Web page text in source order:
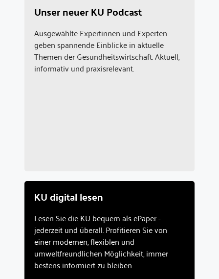
Unser neuer KU Podcast
Ausgewählte Expertinnen und Experten
geben spannende Einblicke in aktuelle
Themen der Gesundheitswirtschaft. Aktuell,
informativ und praxisrelevant.
KU digital lesen
Lesen Sie die KU bequem als ePaper -
jederzeit und überall. Profitieren Sie von
einer modernen, flexiblen und
umweltfreundlichen Möglichkeit, immer
bestens informiert zu bleiben